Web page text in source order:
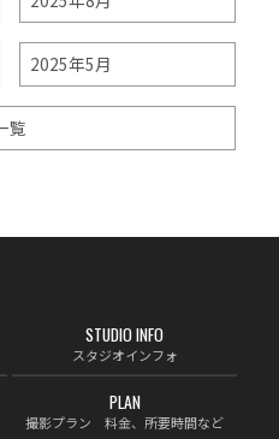
2025年5月
覧
STUDIO INFO
スタジオインフォ
PLAN
撮影プラン 料金、所要時間など